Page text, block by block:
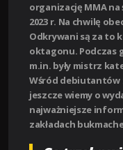
organizację MMA na
2023 r. Na chwilę
Odkrywani są za to
oktagonu. Podczas
m.in. były mistrz
Wśród debiutantów
jeszcze wiemy o
najważniejsze
zakładach